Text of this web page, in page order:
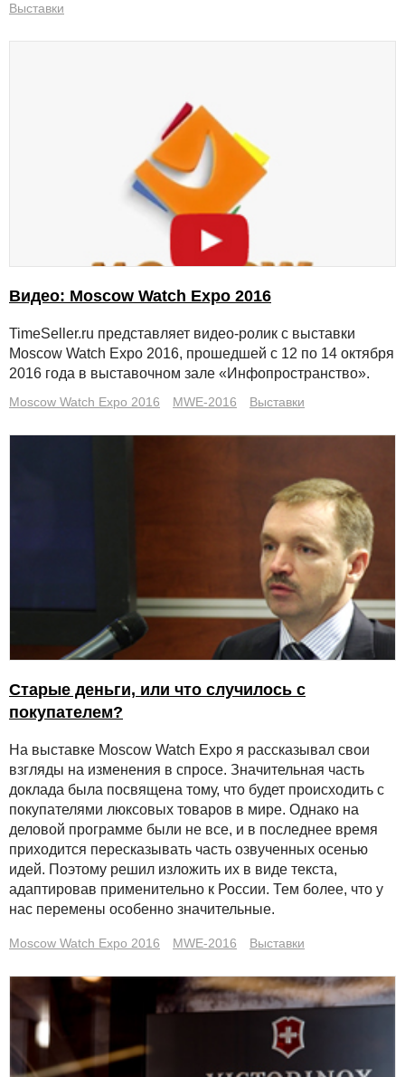
Выставки
Видео: Moscow Watch Expo 2016
TimeSeller.ru представляет видео-ролик с выставки
Moscow Watch Expo 2016, прошедшей c 12 по 14 октября
2016 года в выставочном зале «Инфопространство».
Moscow Watch Expo 2016 MWE-2016 Выставки
Старые деньги, или что случилось с
покупателем?
На выставке Moscow Watch Expo я рассказывал свои
взгляды на изменения в спросе. Значительная часть
доклада была посвящена тому, что будет происходить с
покупателями люксовых товаров в мире. Однако на
деловой программе были не все, и в последнее время
приходится пересказывать часть озвученных осенью
идей. Поэтому решил изложить их в виде текста,
адаптировав применительно к России. Тем более, что у
нас перемены особенно значительные.
Moscow Watch Expo 2016 MWE-2016 Выставки